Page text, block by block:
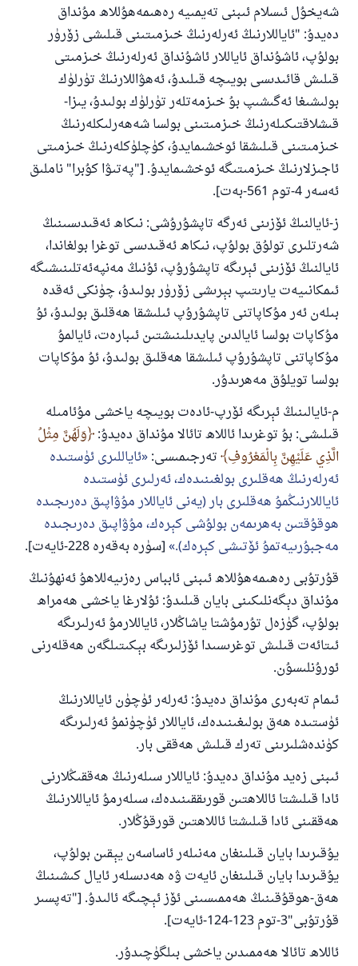
شەيخۇل ئىسلام ئىبنى تەيمىيە رەھىمەھۇللاھ مۇنداق
دەيدۇ: "ئاياللارنىڭ ئەرلەرنىڭ خىزمىتىنى قىلىشى زۆرۈر
بولۇپ، ئاشۇنداق ئاياللار ئاشۇنداق ئەرلەرنىڭ خىزمىتى
قىلىش قائىدىسى بويىچە قىلىدۇ، ئەھۋاللارنىڭ تۈرلۈك
بولىشىغا ئەگىشىپ بۇ خىزمەتلەر تۈرلۈك بولىدۇ، يىزا-
قىشلاقتىكىلەرنىڭ خىزمىتىنى بولسا شەھەرلىكلەرنىڭ
خىزمىتىنى قىلىشقا ئوخشىمايدۇ، كۈچلۈكلەرنىڭ خىزمىتى
ئاجىزلارنىڭ خىزمىتىگە ئوخشىمايدۇ. ["پەتىۋا كۇبرا" ناملىق
ئەسەر 4-توم 561-بەت].
ز-ئايالنىڭ ئۆزىنى ئەرگە تاپشۇرۇشى: نىكاھ ئەقىدىسىنىڭ
شەرتلىرى تولۇق بولۇپ، نىكاھ ئەقىدىسى توغرا بولغاندا،
ئايالنىڭ ئۆزىنى ئېرىگە تاپشۇرۇپ، ئۇنىڭ مەنپەئەتلىنىشىگە
ئىمكانىيەت يارىتىپ بېرىشى زۆرۈر بولىدۇ، چۈنكى ئەقدە
بىلەن ئەر مۇكاپاتنى تاپشۇرۇپ ئىلىشقا ھەقلىق بولىدۇ، ئۇ
مۇكاپات بولسا ئايالدىن پايدىلىنىشتىن ئىبارەت، ئايالمۇ
مۇكاپاتنى تاپشۇرۇپ ئىلىشقا ھەقلىق بولىدۇ، ئۇ مۇكاپات
بولسا تويلۇق مەھرىدۇر.
م-ئايالىنىڭ ئېرىگە ئۆرپ-ئادەت بويىچە ياخشى مۇئامىلە
قىلىشى: بۇ توغرىدا ئاللاھ تائالا مۇنداق دەيدۇ: وَلَهُنَّ مِثْلُ
الَّذِي عَلَيْهِنَّ بِالْمَعْرُوفِ تەرجىمىسى: ئاياللىرى ئۈستىدە
ئەرلەرنىڭ ھەقلىرى بولغىنىدەك، ئەرلىرى ئۈستىدە
ئاياللارنىڭمۇ ھەقلىرى بار (يەنى ئاياللار مۇۋاپىق دەرىجىدە
ھوقۇقتىن بەھرىمەن بولۇشى كېرەك، مۇۋاپىق دەرىجىدە
مەجبۇرىيەتمۇ ئۆتىشى كېرەك). [سۈرە بەقەرە 228-ئايەت].
قۇرتۇبى رەھىمەھۇللاھ ئىبنى ئابباس رەزىيەللاھۇ ئەنھۇنىڭ
مۇنداق دېگەنلىكىنى بايان قىلىدۇ: ئۇلارغا ياخشى ھەمراھ
بولۇپ، گۈزەل تۇرمۇشتا ياشاڭلار، ئاياللارمۇ ئەرلىرىگە
ئىتائەت قىلىش توغرىسىدا ئۆزلىرىگە بېكىتىلگەن ھەقلەرنى
ئورۇنلىسۇن.
ئىمام تەبەرى مۇنداق دەيدۇ: ئەرلەر ئۈچۈن ئاياللارنىڭ
ئۈستىدە ھەق بولىغىنىدەك، ئاياللار ئۈچۈنمۇ ئەرلىرىگە
كۈندەشلىرىنى تەرك قىلىش ھەققى بار.
ئىبنى زەيد مۇنداق دەيدۇ: ئاياللار سىلەرنىڭ ھەققىڭلارنى
ئادا قىلىشتا ئاللاھتىن قورىققىنىدەك، سىلەرمۇ ئاياللارنىڭ
ھەققىنى ئادا قىلىشتا ئاللاھتىن قورقۇڭلار.
يۇقىرىدا بايان قىلىنغان مەنىلەر ئاساسەن يېقىن بولۇپ،
يۇقىرىدا بايان قىلىنغان ئايەت ۋە ھەدىسلەر ئايال كىشىنىڭ
ھەق-ھوقۇقىنىڭ ھەممىسىنى ئۆز ئېچىگە ئالىدۇ. ["تەپسىر
قۇرتۇبى"3-توم 123-124-ئايەت].
ئاللاھ تائالا ھەممىدىن ياخشى بىلگۈچىدۇر.